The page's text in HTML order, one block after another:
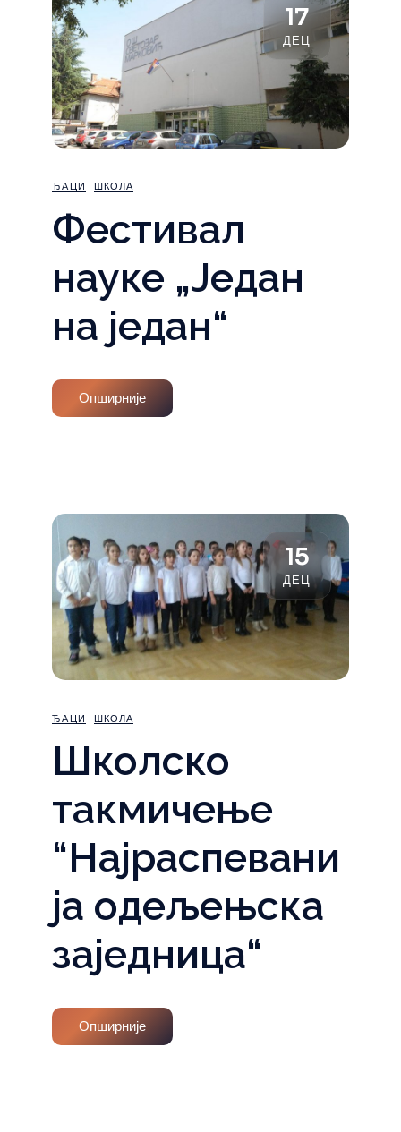
17
ДЕЦ
ЂАЦИ ШКОЛА
Фестивал
науке „Један
на један“
Опширније
15
ДЕЦ
ЂАЦИ ШКОЛА
Школско
такмичење
“Најраспевани
ја одељењска
заједница“
Опширније